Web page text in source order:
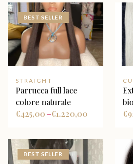
BEST SELLER
STRAIGHT
Parrucca full lace
colore naturale
425,00
€ – 1.220,00
€ €
BEST SELLER